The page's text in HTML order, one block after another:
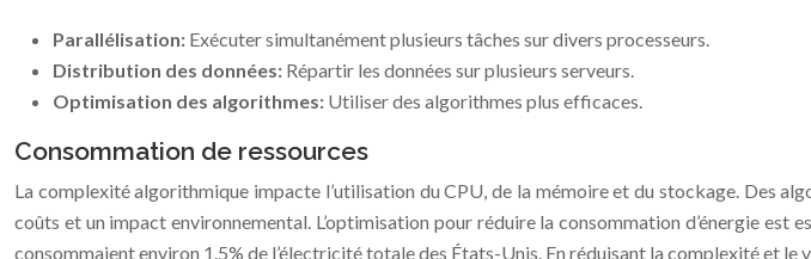
Parallélisation: Exécuter simultanément plusieurs tâches sur divers processeurs.
Distribution des données: Répartir les données sur plusieurs serveurs.
Optimisation des algorithmes: Utiliser des algorithmes plus efficaces.
Consommation de ressources
La complexité algorithmique impacte l’utilisation du CPU, de la mémoire et du stockage. Des
coûts et un impact environnemental. L’optimisation pour réduire la consommation d’énergie est
consommaient environ 1.5% de l’électricité totale des États-Unis. En réduisant la complexité et